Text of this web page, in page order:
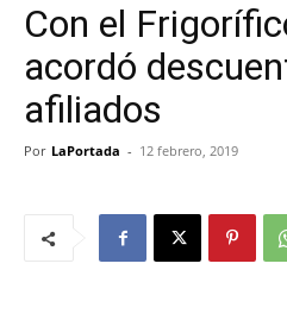
Con el
acordó
afiliados
Por LaPortada - 12 febrero, 2019